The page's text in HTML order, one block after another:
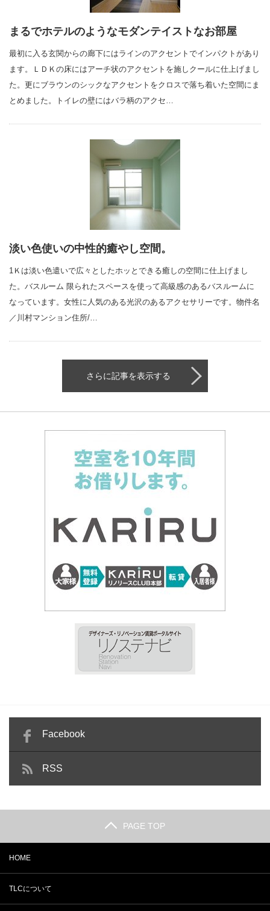
まるでホテルのようなモダンテイストなお部屋
最初に入る玄関からの廊下にはラインのアクセントでインパクトがあり
ます。ＬＤＫの床にはアーチ状のアクセントを施しクールに仕上げまし
た。更にブラウンのシックなアクセントをクロスで落ち着いた空間にま
とめました。トイレの壁にはバラ柄のアクセ…
淡い色使いの中性的癒やし空間。
1Ｋは淡い色遣いで広々としたホッとできる癒しの空間に仕上げまし
た。バスルーム 限られたスペースを使って高級感のあるバスルームに
なっています。女性に人気のある光沢のあるアクセサリーです。物件名
／川村マンション住所/…
さらに記事を表示する
Facebook
RSS
PAGE TOP
HOME
TLCについて